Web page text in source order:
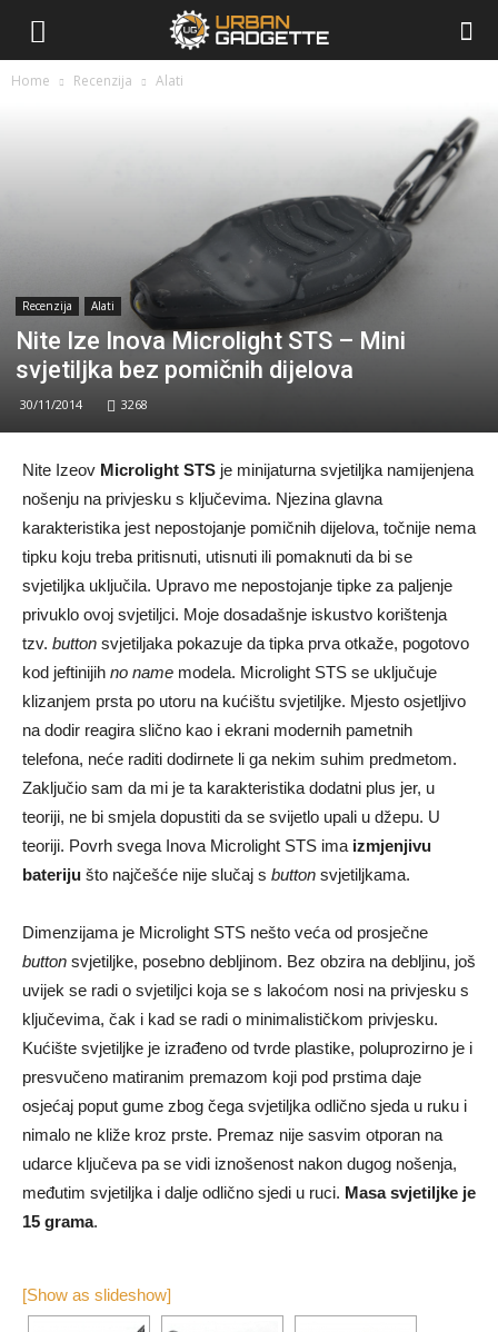
urbangadgette.com
Home Recenzija Alati
Recenzija Alati
Nite Ize Inova Microlight STS – Mini
svjetiljka bez pomičnih dijelova
30/11/2014 3268
Nite Izeov Microlight STS je minijaturna svjetiljka namijenjena
nošenju na privjesku s ključevima. Njezina glavna
karakteristika jest nepostojanje pomičnih dijelova, točnije nema
tipku koju treba pritisnuti, utisnuti ili pomaknuti da bi se
svjetiljka uključila. Upravo me nepostojanje tipke za paljenje
privuklo ovoj svjetiljci. Moje dosadašnje iskustvo korištenja
tzv. button svjetiljaka pokazuje da tipka prva otkaže, pogotovo
kod jeftinijih no name modela. Microlight STS se uključuje
klizanjem prsta po utoru na kućištu svjetiljke. Mjesto osjetljivo
na dodir reagira slično kao i ekrani modernih pametnih
telefona, neće raditi dodirnete li ga nekim suhim predmetom.
Zaključio sam da mi je ta karakteristika dodatni plus jer, u
teoriji, ne bi smjela dopustiti da se svijetlo upali u džepu. U
teoriji. Povrh svega Inova Microlight STS ima izmjenjivu
bateriju što najčešće nije slučaj s button svjetiljkama.
Dimenzijama je Microlight STS nešto veća od prosječne
button svjetiljke, posebno debljinom. Bez obzira na debljinu, još
uvijek se radi o svjetiljci koja se s lakoćom nosi na privjesku s
ključevima, čak i kad se radi o minimalističkom privjesku.
Kućište svjetiljke je izrađeno od tvrde plastike, poluprozirno je i
presvučeno matiranim premazom koji pod prstima daje
osjećaj poput gume zbog čega svjetiljka odlično sjeda u ruku i
nimalo ne kliže kroz prste. Premaz nije sasvim otporan na
udarce ključeva pa se vidi iznošenost nakon dugog nošenja,
međutim svjetiljka i dalje odlično sjedi u ruci. Masa svjetiljke je
15 grama.
[Show as slideshow]